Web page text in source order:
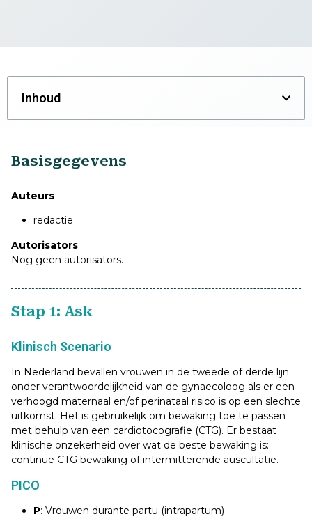
Inhoud
Basisgegevens
Auteurs
redactie
Autorisators
Nog geen autorisators.
Stap 1: Ask
Klinisch Scenario
In Nederland bevallen vrouwen in de tweede of derde lijn
onder verantwoordelijkheid van de gynaecoloog als er een
verhoogd maternaal en/of perinataal risico is op een slechte
uitkomst. Het is gebruikelijk om bewaking toe te passen
met behulp van een cardiotocografie (CTG). Er bestaat
klinische onzekerheid over wat de beste bewaking is:
continue CTG bewaking of intermitterende auscultatie.
PICO
P: Vrouwen durante partu (intrapartum)